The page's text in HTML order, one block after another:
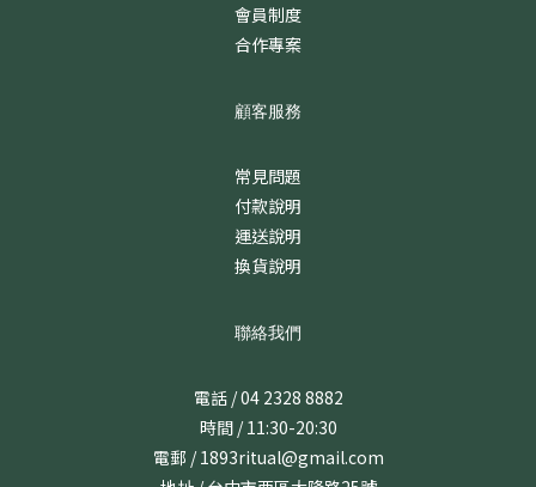
會員制度
合作專案
顧客服務
常見問題
付款說明
運送說明
換貨說明
聯絡我們
電話 / 04 2328 8882
時間 / 11:30-20:30
電郵 / 1893ritual@gmail.com